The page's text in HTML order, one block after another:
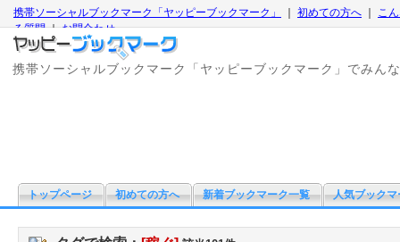
携帯ソーシャルブックマーク「ヤッピーブックマーク」 初めての方へ
こ
る質問｜お問合わせ
携帯ソーシャルブックマーク「ヤッピーブックマーク」でみん
トップページ 初めての方へ 新着ブックマーク一覧 人気ブックマ